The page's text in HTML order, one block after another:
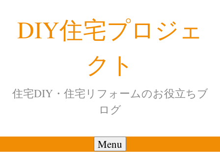
DIY住宅プロジェ
クト
住宅DIY・住宅リフォームのお役立ちブ
ログ
Menu